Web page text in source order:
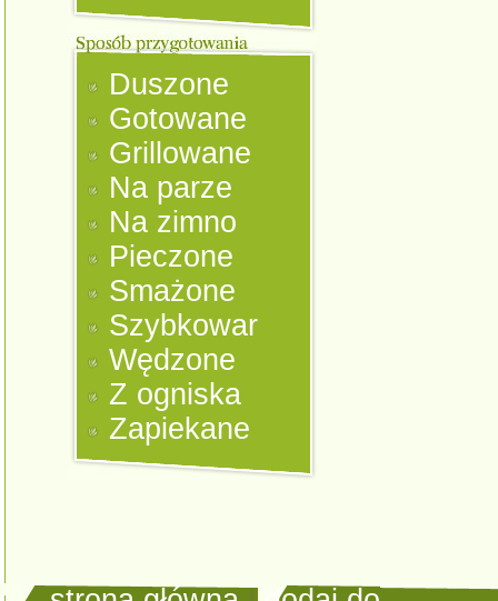
Duszone
Gotowane
Grillowane
Na parze
Na zimno
Pieczone
Smażone
Szybkowar
Wędzone
Z ogniska
Zapiekane